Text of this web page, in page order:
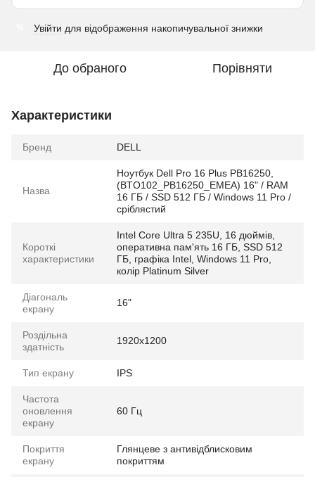
Увійти для відображення накопичувальної знижки
До обраного Порівняти
Характеристики
Бренд DELL
Назва
Ноутбук Dell Pro 16 Plus PB16250,
(BTO102_PB16250_EMEA) 16" / RAM
16 ГБ / SSD 512 ГБ / Windows 11 Pro /
сріблястий
Короткі
характеристики
Intel Core Ultra 5 235U, 16 дюймів,
оперативна пам'ять 16 ГБ, SSD 512
ГБ, графіка Intel, Windows 11 Pro,
колір Platinum Silver
Діагональ
екрану
16"
Роздільна
здатність
1920x1200
Тип екрану IPS
Частота
оновлення
екрану
60 Гц
Покриття
екрану
Глянцеве з антивідблисковим
покриттям